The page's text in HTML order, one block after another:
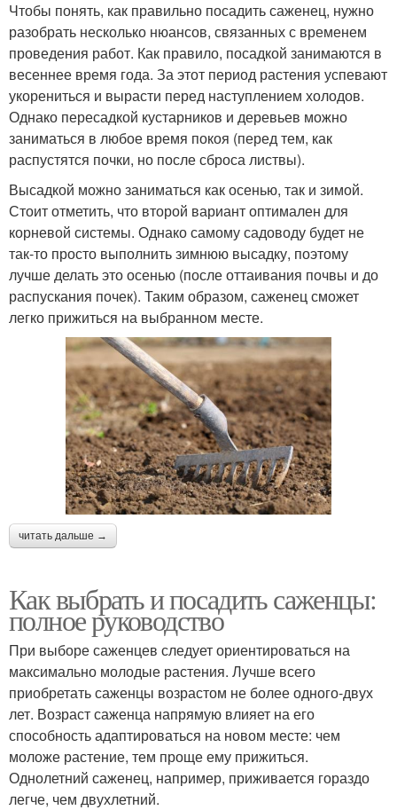
Чтобы понять, как правильно посадить саженец, нужно
разобрать несколько нюансов, связанных с временем
проведения работ. Как правило, посадкой занимаются в
весеннее время года. За этот период растения успевают
укорениться и вырасти перед наступлением холодов.
Однако пересадкой кустарников и деревьев можно
заниматься в любое время покоя (перед тем, как
распустятся почки, но после сброса листвы).
Высадкой можно заниматься как осенью, так и зимой.
Стоит отметить, что второй вариант оптимален для
корневой системы. Однако самому садоводу будет не
так-то просто выполнить зимнюю высадку, поэтому
лучше делать это осенью (после оттаивания почвы и до
распускания почек). Таким образом, саженец сможет
легко прижиться на выбранном месте.
читать дальше →
Как выбрать и посадить саженцы:
полное руководство
При выборе саженцев следует ориентироваться на
максимально молодые растения. Лучше всего
приобретать саженцы возрастом не более одного-двух
лет. Возраст саженца напрямую влияет на его
способность адаптироваться на новом месте: чем
моложе растение, тем проще ему прижиться.
Однолетний саженец, например, приживается гораздо
легче, чем двухлетний.